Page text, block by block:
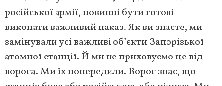
російської армії, повинні бути готові
виконати важливий наказ. Як ви знаєте, ми
замінували усі важливі об’єкти Запорізької
атомної станції. Й ми не приховуємо це від
ворога. Ми їх попередили. Ворог знає, що